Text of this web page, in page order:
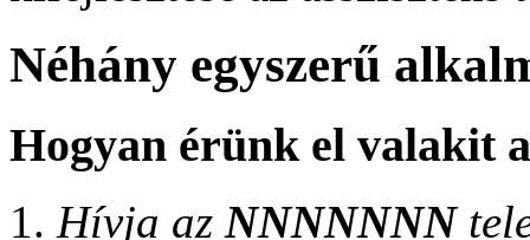
Néhány egyszerű
Hogyan érünk el valakit
Hívja az NNNNNNN